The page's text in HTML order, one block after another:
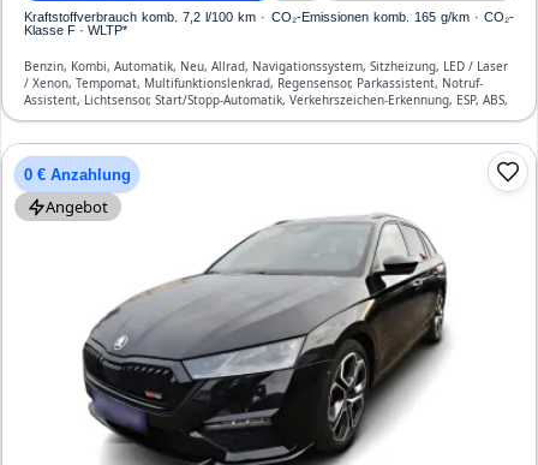
Kraftstoffverbrauch komb. 7,2 l/100 km · CO₂-Emissionen komb. 165 g/km · CO₂-
Klasse F · WLTP*
Benzin, Kombi, Automatik, Neu, Allrad, Navigationssystem, Sitzheizung, LED / Laser
/ Xenon, Tempomat, Multifunktionslenkrad, Regensensor, Parkassistent, Notruf-
Assistent, Lichtsensor, Start/Stopp-Automatik, Verkehrszeichen-Erkennung, ESP, ABS,
Klimatisierung, Front- und Seiten-Airbags
0 € Anzahlung
Angebot